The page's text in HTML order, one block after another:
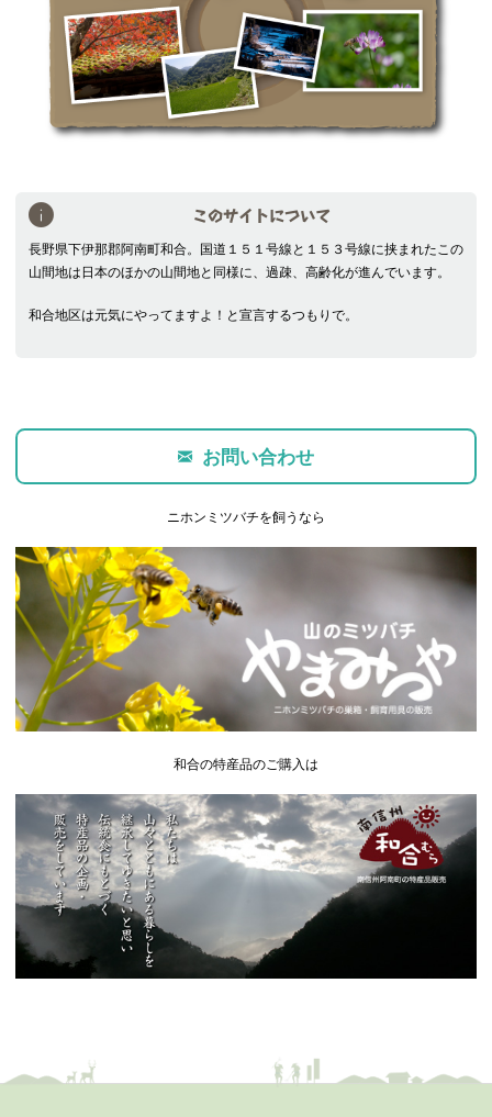
このサイトについて
長野県下伊那郡阿南町和合。国道１５１号線と１５３号線に挟まれたこの
山間地は日本のほかの山間地と同様に、過疎、高齢化が進んでいます。
和合地区は元気にやってますよ！と宣言するつもりで。
お問い合わせ
ニホンミツバチを飼うなら
和合の特産品のご購入は